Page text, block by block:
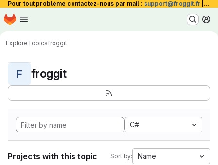
Pour tout problème contactez-nous par mail : support@froggit.fr La
Skip to main content
Homepage
ExploreTopicsfroggit
F froggit
C#
Projects with this topic Sort by: Name